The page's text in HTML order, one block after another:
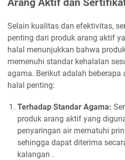
Arang Aktif dan
Selain kualitas dan efektivitas,
penting dari produk arang aktif
halal menunjukkan bahwa
memenuhi standar kehalalan
agama. Berikut adalah
halal penting:
Terhadap Standar Agama:
produk arang aktif yang
penyaringan air mematuhi
sehingga dapat diterima
kalangan .